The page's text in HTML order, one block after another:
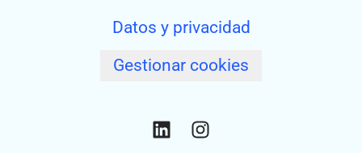
Datos y privacidad
Gestionar cookies